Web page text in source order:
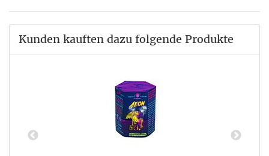
Kunden kauften dazu folgende Produkte